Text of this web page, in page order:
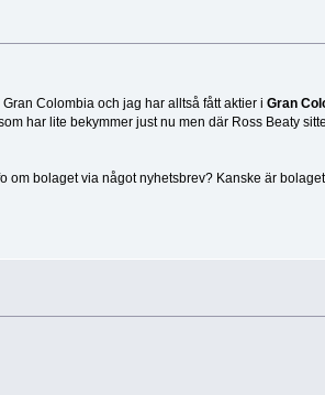
Colombia och jag har alltså fått aktier i Gran
har lite bekymmer just nu men där Ross Beaty
bolaget via något nyhetsbrev? Kanske är